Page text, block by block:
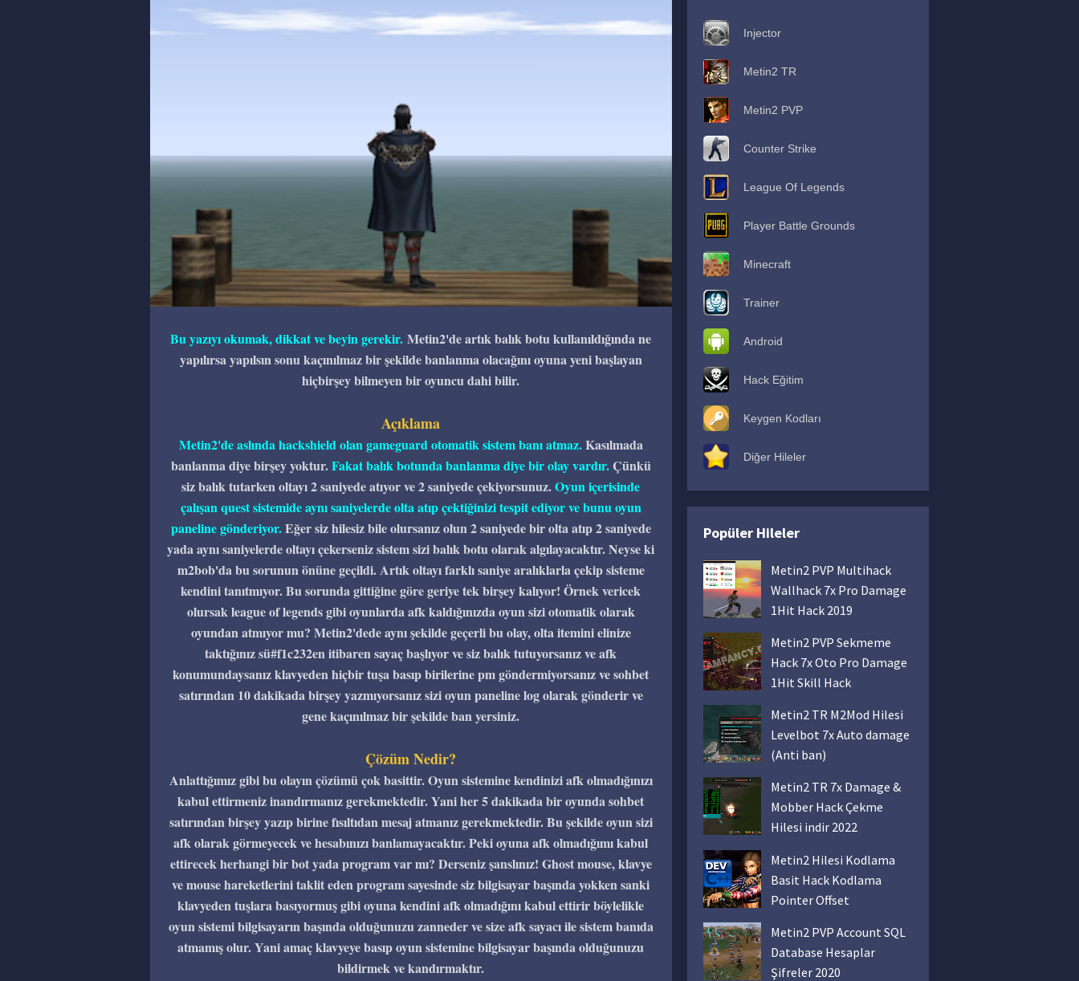
Bu yazıyı okumak, dikkat ve beyin gerekir.Metin2'de artık balık botu kullanıldığında ne
yapılırsa yapılsın sonu kaçınılmaz bir şekilde banlanma olacağını oyuna yeni başlayan
hiçbirşey bilmeyen bir oyuncu dahi bilir.
Açıklama
Metin2'de aslında hackshield olan gameguard otomatik sistem banı atmaz.Kasılmada
banlanma diye birşey yoktur.Fakat balık botunda banlanma diye bir olay vardır.Çünkü
siz balık tutarken oltayı 2 saniyede atıyor ve 2 saniyede çekiyorsunuz.Oyun içerisinde
çalışan quest sistemide aynı saniyelerde olta atıp çektiğinizi tespit ediyor ve bunu oyun
paneline gönderiyor.Eğer siz hilesiz bile olursanız olun 2 saniyede bir olta atıp 2 saniyede
yada aynı saniyelerde oltayı çekerseniz sistem sizi balık botu olarak algılayacaktır. Neyse ki
m2bob'da bu sorunun önüne geçildi. Artık oltayı farklı saniye aralıklarla çekip sisteme
kendini tanıtmıyor. Bu sorunda gittiğine göre geriye tek birşey kalıyor! Örnek vericek
olursak league of legends gibi oyunlarda afk kaldığınızda oyun sizi otomatik olarak
oyundan atmıyor mu? Metin2'dede aynı şekilde geçerli bu olay, olta itemini elinize
taktığınız sü#f1c232en itibaren sayaç başlıyor ve siz balık tutuyorsanız ve afk
konumundaysanız klavyeden hiçbir tuşa basıp birilerine pm göndermiyorsanız ve sohbet
satırından 10 dakikada birşey yazmıyorsanız sizi oyun paneline log olarak gönderir ve
gene kaçınılmaz bir şekilde ban yersiniz.
Çözüm Nedir?
Anlattığımız gibi bu olayın çözümü çok basittir. Oyun sistemine kendinizi afk olmadığınızı
kabul ettirmeniz inandırmanız gerekmektedir. Yani her 5 dakikada bir oyunda sohbet
satırından birşey yazıp birine fısıltıdan mesaj atmanız gerekmektedir. Bu şekilde oyun sizi
afk olarak görmeyecek ve hesabınızı banlamayacaktır. Peki oyuna afk olmadığımı kabul
ettirecek herhangi bir bot yada program var mı? Derseniz şanslınız! Ghost mouse, klavye
ve mouse hareketlerini taklit eden program sayesinde siz bilgisayar başında yokken sanki
klavyeden tuşlara basıyormuş gibi oyuna kendini afk olmadığını kabul ettirir böylelikle
oyun sistemi bilgisayarın başında olduğunuzu zanneder ve size afk sayacı ile sistem banıda
atmamış olur. Yani amaç klavyeye basıp oyun sistemine bilgisayar başında olduğunuzu
bildirmek ve kandırmaktır.
Injector
Metin2 TR
Metin2 PVP
Counter Strike
League Of Legends
Player Battle Grounds
Minecraft
Trainer
Android
Hack Eğitim
Keygen Kodları
Diğer Hileler
Popüler Hileler
Metin2 PVP Multihack
Wallhack 7x Pro Damage
1Hit Hack 2019
Metin2 PVP Sekmeme
Hack 7x Oto Pro Damage
1Hit Skill Hack
Metin2 TR M2Mod Hilesi
Levelbot 7x Auto damage
(Anti ban)
Metin2 TR 7x Damage &
Mobber Hack Çekme
Hilesi indir 2022
Metin2 Hilesi Kodlama
Basit Hack Kodlama
Pointer Offset
Metin2 PVP Account SQL
Database Hesaplar
Şifreler 2020